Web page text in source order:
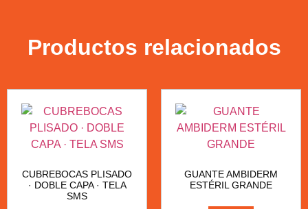
Productos relacionados
CUBREBOCAS PLISADO
· DOBLE CAPA · TELA
SMS
GUANTE AMBIDERM
ESTÉRIL GRANDE